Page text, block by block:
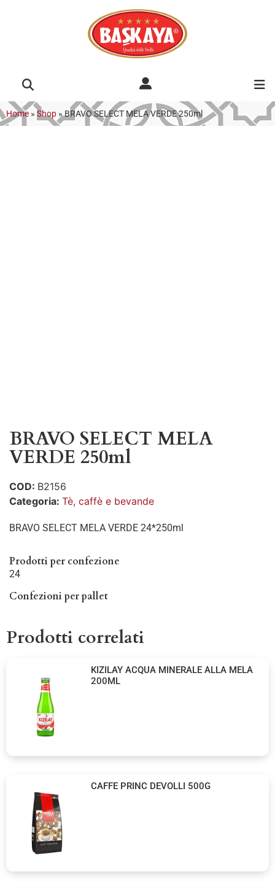
Home » Shop »BRAVO SELECT MELA VERDE 250ml
BRAVO SELECT MELA
VERDE 250ml
COD: B2156
Categoria: Tè, caffè e bevande
BRAVO SELECT MELA VERDE 24*250ml
Prodotti per confezione
24
Confezioni per pallet
Prodotti correlati
KIZILAY ACQUA MINERALE ALLA MELA
200ML
CAFFE PRINC DEVOLLI 500G